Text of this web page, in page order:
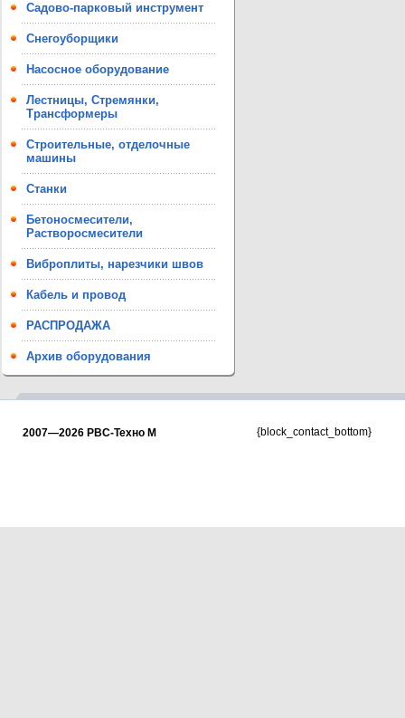
Садово-парковый инструмент
Снегоуборщики
Насосное оборудование
Лестницы, Стремянки,
Трансформеры
Строительные, отделочные
машины
Станки
Бетоносмесители,
Растворосмесители
Виброплиты, нарезчики швов
Кабель и провод
РАСПРОДАЖА
Архив оборудования
2007—2026 РВС-Техно М {block_contact_bottom}